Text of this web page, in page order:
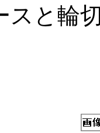
輪切